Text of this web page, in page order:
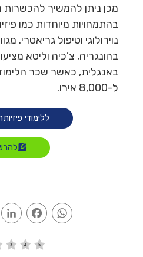
מכן ניתן להמשיך
בהתמחויות מיוחדות כמו
נוירולוגי וטיפול גריאטרי.
בהונגריה, צ’כיה וליטא
ל-8,000 אירו.
ללימודי
WhatsApp